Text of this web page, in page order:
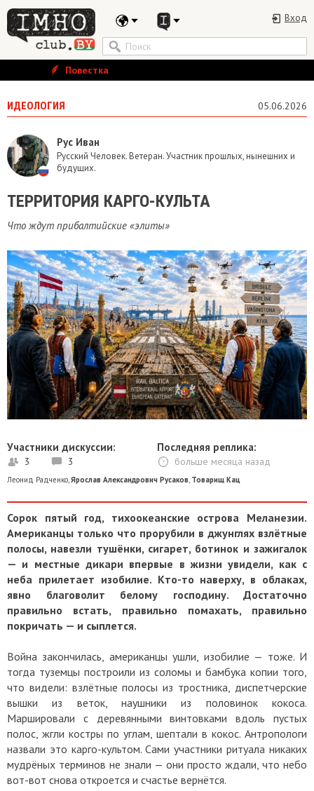
Вход
Повестка
ИДЕОЛОГИЯ 05.06.2026
Рус Иван
Русский Человек. Ветеран. Участник прошлых, нынешних и
будущих.
ТЕРРИТОРИЯ КАРГО-КУЛЬТА
Что ждут прибалтийские «элиты»
Участники дискуссии:
3 3
Последняя реплика:
больше месяца назад
Леонид Радченко,Ярослав Александрович Русаков, Товарищ Кац
Сорок пятый год, тихоокеанские острова Меланезии.
Американцы только что прорубили в джунглях взлётные
полосы, навезли тушёнки, сигарет, ботинок и зажигалок
— и местные дикари впервые в жизни увидели, как с
неба прилетает изобилие. Кто-то наверху, в облаках,
явно благоволит белому господину. Достаточно
правильно встать, правильно помахать, правильно
покричать — и сыплется.
Война закончилась, американцы ушли, изобилие — тоже. И
тогда туземцы построили из соломы и бамбука копии того,
что видели: взлётные полосы из тростника, диспетчерские
вышки из веток, наушники из половинок кокоса.
Маршировали с деревянными винтовками вдоль пустых
полос, жгли костры по углам, шептали в кокос. Антропологи
назвали это карго-культом. Сами участники ритуала никаких
мудрёных терминов не знали — они просто ждали, что небо
вот-вот снова откроется и счастье вернётся.